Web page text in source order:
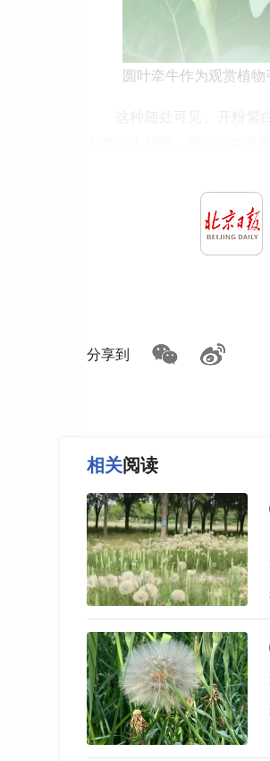
圆叶牵牛作为观赏植
江南北。“我们老师、学生
侵占周围本地植物的生存空
接着往生物园深处探寻
生”（从栽培转变为野生状
众很熟悉它长大以后的样子
济价值和药用价值广泛，
生物园一处墙角裂缝，
菜吃。”1935年，杭州就采
是鸟类散布。“几乎每年都
食中毒进ICU抢救。”
分享到
相关阅读